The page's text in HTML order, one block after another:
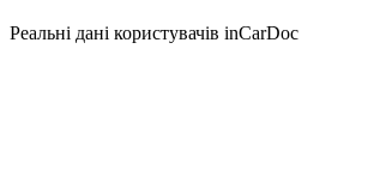
Реальні дані користувачів inCarDoc